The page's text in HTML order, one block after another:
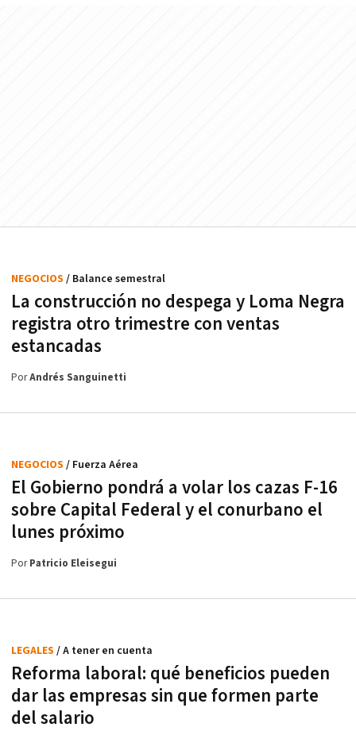
La construcción no despega y Loma Negra
registra otro trimestre con ventas
estancadas
NEGOCIOS / Balance semestral
PorAndrés Sanguinetti
El Gobierno pondrá a volar los cazas F-16
sobre Capital Federal y el conurbano el
lunes próximo
NEGOCIOS / Fuerza Aérea
PorPatricio Eleisegui
Reforma laboral: qué beneficios pueden
dar las empresas sin que formen parte
del salario
LEGALES / A tener en cuenta